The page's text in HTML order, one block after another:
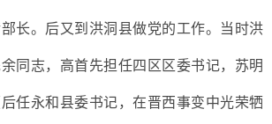
长。后又到洪洞县做党的工作。当时洪
同志，高首先担任四区区委书记，苏明
任永和县委书记，在晋西事变中光荣牺